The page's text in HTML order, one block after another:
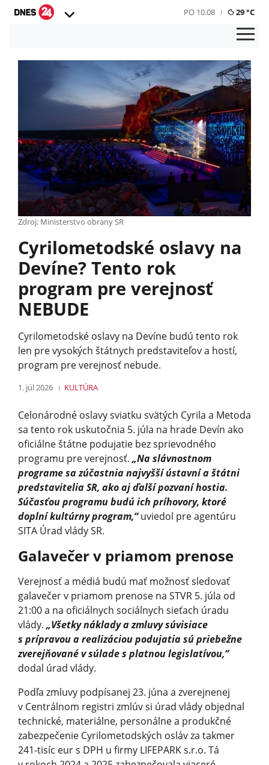
PO 10.08 29 °C
Zdroj: Ministerstvo obrany SR
Cyrilometodské oslavy na
Devíne? Tento rok
program pre verejnosť
NEBUDE
Cyrilometodské oslavy na Devíne budú tento rok
len pre vysokých štátnych predstaviteľov a hostí,
program pre verejnosť nebude.
1. júl 2026 KULTÚRA
Celonárodné oslavy sviatku svätých Cyrila a Metoda
sa tento rok uskutočnia 5. júla na hrade Devín ako
oficiálne štátne podujatie bez sprievodného
programu pre verejnosť. „Na slávnostnom
programe sa zúčastnia najvyšší ústavní a štátni
predstavitelia SR, ako aj ďalší pozvaní hostia.
Súčasťou programu budú ich príhovory, ktoré
doplní kultúrny program,“uviedol pre agentúru
SITA Úrad vlády SR.
Galavečer v priamom prenose
Verejnosť a médiá budú mať možnosť sledovať
galavečer v priamom prenose na STVR 5. júla od
21:00 a na oficiálnych sociálnych sieťach úradu
vlády. „Všetky náklady a zmluvy súvisiace
s prípravou a realizáciou podujatia sú priebežne
zverejňované v súlade s platnou legislatívou,“
dodal úrad vlády.
Podľa zmluvy podpísanej 23. júna a zverejnenej
v Centrálnom registri zmlúv si úrad vlády objednal
technické, materiálne, personálne a produkčné
zabezpečenie Cyrilometodských osláv za takmer
241-tisíc eur s DPH u firmy LIFEPARK s.r.o. Tá